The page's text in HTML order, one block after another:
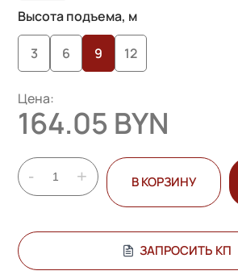
Высота подъема, м
3 6 9 12
Цена:
164.05 BYN
- + В КОРЗИНУ
ЗАПРОСИТЬ КП